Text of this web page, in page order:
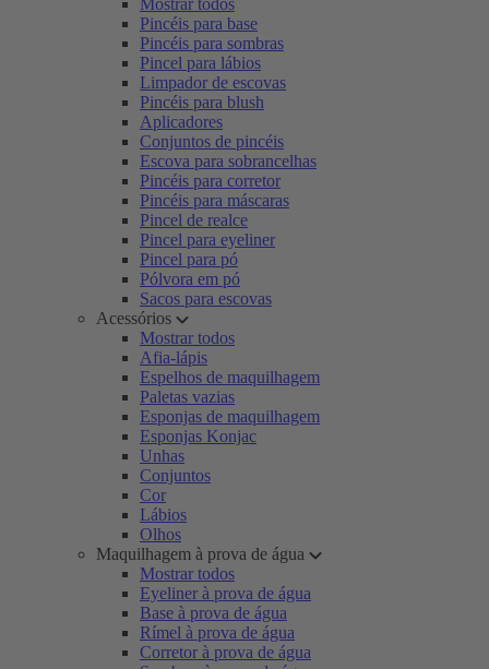
Mostrar todos
Pincéis para base
Pincéis para sombras
Pincel para lábios
Limpador de escovas
Pincéis para blush
Aplicadores
Conjuntos de pincéis
Escova para sobrancelhas
Pincéis para corretor
Pincéis para máscaras
Pincel de realce
Pincel para eyeliner
Pincel para pó
Pólvora em pó
Sacos para escovas
Acessórios
Mostrar todos
Afia-lápis
Espelhos de maquilhagem
Paletas vazias
Esponjas de maquilhagem
Esponjas Konjac
Unhas
Conjuntos
Cor
Lábios
Olhos
Maquilhagem à prova de água
Mostrar todos
Eyeliner à prova de água
Base à prova de água
Rímel à prova de água
Corretor à prova de água